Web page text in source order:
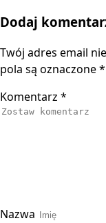
Dodaj
Twój adres email
pola są oznaczone*
Komentarz *
Nazwa